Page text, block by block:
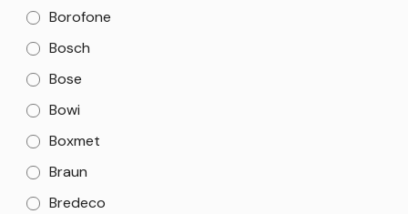
Borofone
Bosch
Bose
Bowi
Boxmet
Braun
Bredeco